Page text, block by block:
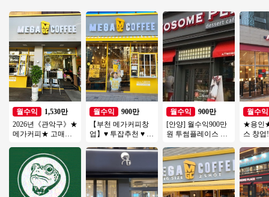
월수익
1,530만
2026년《관악구》★
메가커피★ 고매출 /
입니다.
월수익
900만
【부천 메가커피창
업】♥ 투잡추천 ♥ 소
양도양수창업 ♥ 고
월수익
900만
[안양] 월수익900만
원 투썸플레이스 오
장 초보여성 강추드
립니다
월수익
★용인
스 창업
료! / 오